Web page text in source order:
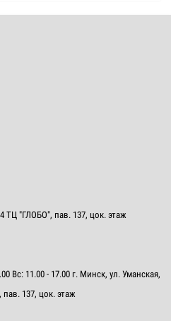
ТЦ "ГЛОБО", пав. 137, цок. этаж
Вс: 11.00 - 17.00 г. Минск, ул. Уманская,
137, цок. этаж